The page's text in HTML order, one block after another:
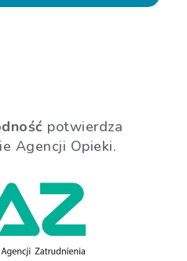
potwierdza
Agencji Opieki.